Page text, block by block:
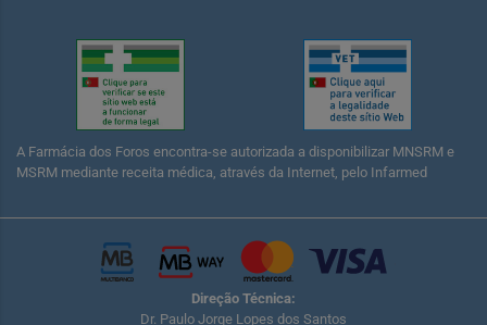
A Farmácia dos Foros encontra-se autorizada a disponibilizar MNSRM e
MSRM mediante receita médica, através da Internet, pelo Infarmed
Direção Técnica:
Dr. Paulo Jorge Lopes dos Santos